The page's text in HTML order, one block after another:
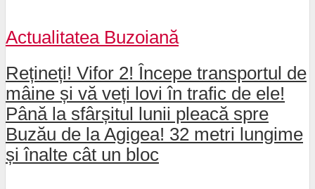
Actualitatea Buzoiană
Rețineți! Vifor 2! Începe transportul de
mâine și vă veți lovi în trafic de ele!
Până la sfârșitul lunii pleacă spre
Buzău de la Agigea! 32 metri lungime
și înalte cât un bloc